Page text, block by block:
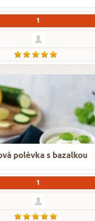
1
polévka s bazalkou
1